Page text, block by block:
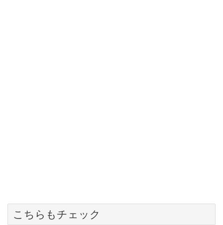
こちらもチェック